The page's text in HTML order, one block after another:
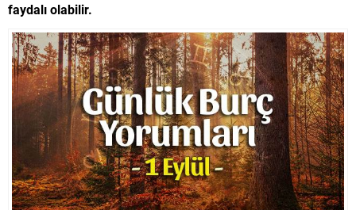
faydalı olabilir.